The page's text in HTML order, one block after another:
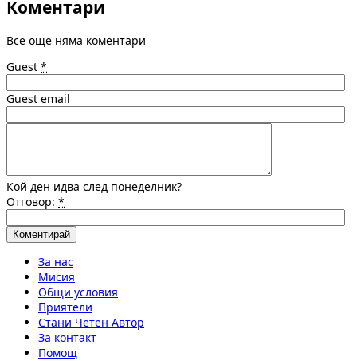
Коментари
Все още няма коментари
Guest *
Guest email
Кой ден идва след понеделник?
Отговор: *
За нас
Мисия
Общи условия
Приятели
Стани Четен Автор
За контакт
Помощ